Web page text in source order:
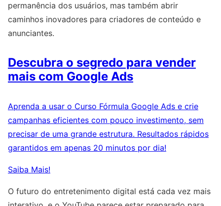
permanência dos usuários, mas também abrir
caminhos inovadores para criadores de conteúdo e
anunciantes.
Descubra o segredo para vender
mais com Google Ads
Aprenda a usar o Curso Fórmula Google Ads e crie
campanhas eficientes com pouco investimento, sem
precisar de uma grande estrutura. Resultados rápidos
garantidos em apenas 20 minutos por dia!
Saiba Mais!
O futuro do entretenimento digital está cada vez mais